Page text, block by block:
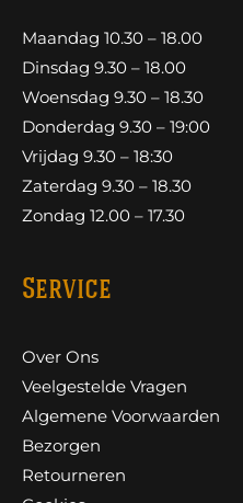
Maandag 10.30 – 18.00
Dinsdag 9.30 – 18.00
Woensdag 9.30 – 18.30
Donderdag 9.30 – 19:00
Vrijdag 9.30 – 18:30
Zaterdag 9.30 – 18.30
Zondag 12.00 – 17.30
Service
Over Ons
Veelgestelde Vragen
Algemene Voorwaarden
Bezorgen
Retourneren